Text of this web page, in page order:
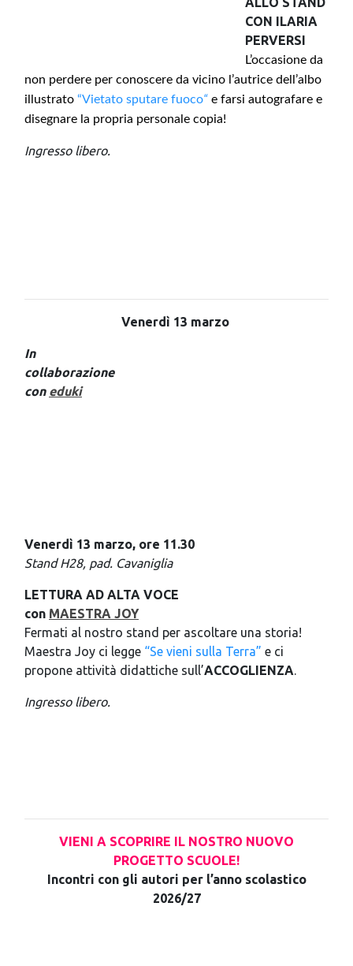
CON ILARIA
PERVERSI
L’occasione da
non perdere per conoscere da vicino l’autrice dell’albo
illustrato “Vietato sputare fuoco“ e farsi autografare e
disegnare la propria personale copia!
Ingresso libero.
Venerdì 13 marzo
In
collaborazione
con eduki
Venerdì 13 marzo, ore 11.30
Stand H28, pad. Cavaniglia
LETTURA AD ALTA VOCE
con MAESTRA JOY
Fermati al nostro stand per ascoltare una storia!
Maestra Joy ci legge “Se vieni sulla Terra” e ci
propone attività didattiche sull’ACCOGLIENZA.
Ingresso libero.
VIENI A SCOPRIRE IL NOSTRO NUOVO
PROGETTO SCUOLE!
Incontri con gli autori per l’anno scolastico
2026/27